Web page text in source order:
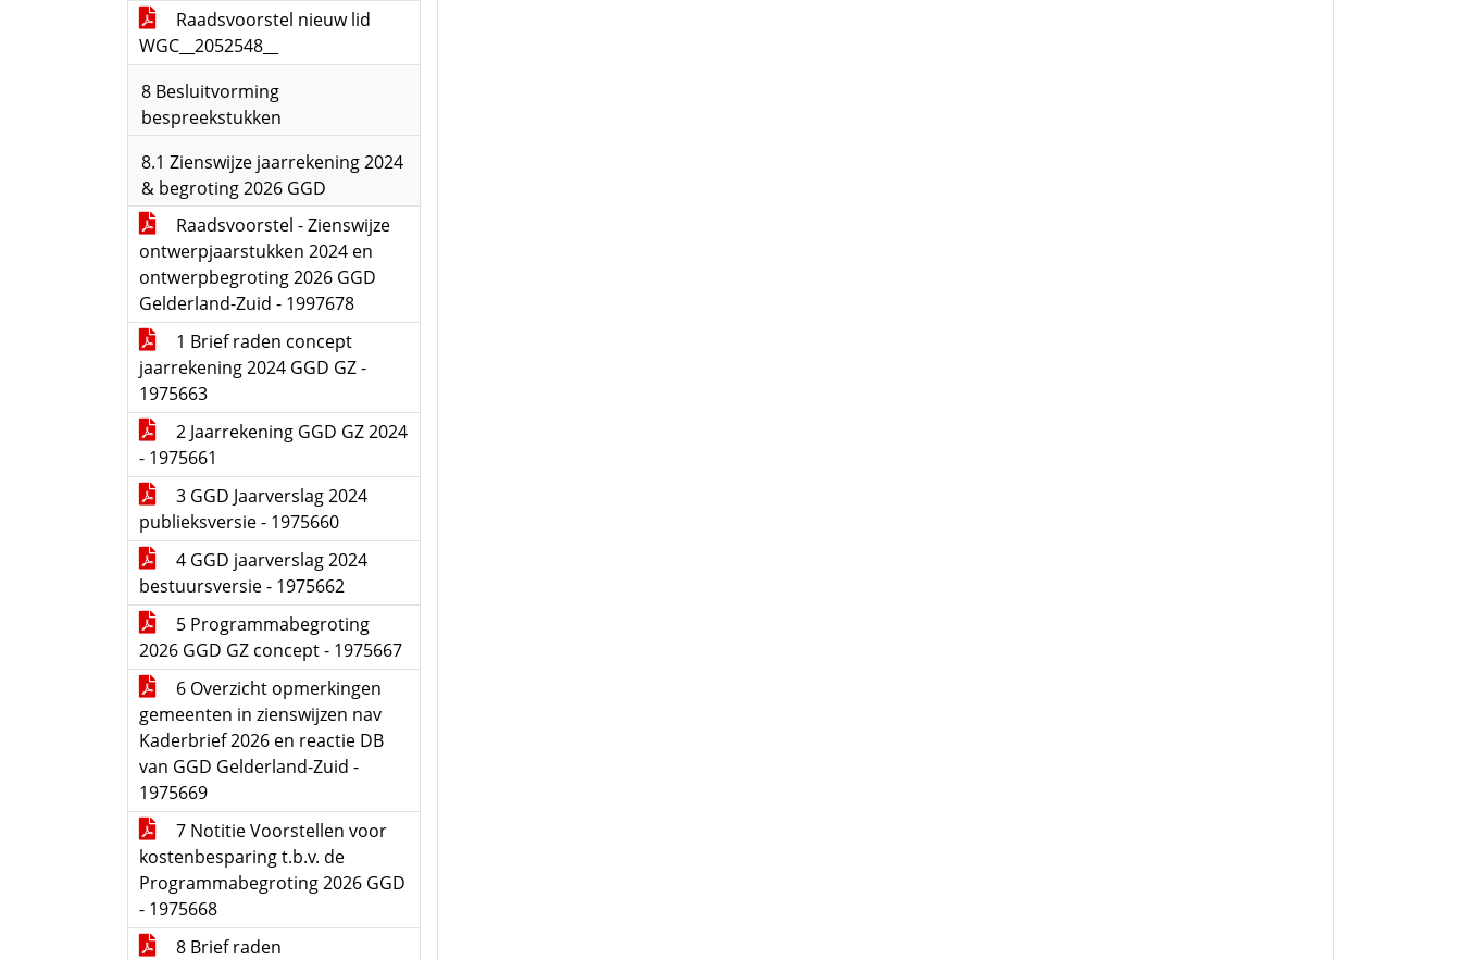
Raadsvoorstel nieuw lid
WGC__2052548__
8 Besluitvorming
bespreekstukken
8.1 Zienswijze jaarrekening 2024
& begroting 2026 GGD
Raadsvoorstel - Zienswijze
ontwerpjaarstukken 2024 en
ontwerpbegroting 2026 GGD
Gelderland-Zuid - 1997678
1 Brief raden concept
jaarrekening 2024 GGD GZ -
1975663
2 Jaarrekening GGD GZ 2024
- 1975661
3 GGD Jaarverslag 2024
publieksversie - 1975660
4 GGD jaarverslag 2024
bestuursversie - 1975662
5 Programmabegroting
2026 GGD GZ concept - 1975667
6 Overzicht opmerkingen
gemeenten in zienswijzen nav
Kaderbrief 2026 en reactie DB
van GGD Gelderland-Zuid -
1975669
7 Notitie Voorstellen voor
kostenbesparing t.b.v. de
Programmabegroting 2026 GGD
- 1975668
8 Brief raden